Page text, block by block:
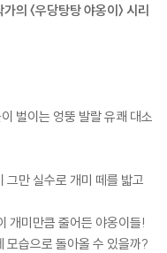
의 〈우당탕탕 야옹이〉 시리
벌이는 엉뚱 발랄 유쾌 대소
그만 실수로 개미 떼를 밟고
개미만큼 줄어든 야옹이들!
모습으로 돌아올 수 있을까?